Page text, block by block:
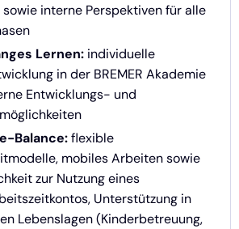
interne Perspektiven für alle
Lernen: individuelle
in der BREMER Akademie
Entwicklungs- und
Balance:flexible
mobiles Arbeiten sowie
zur Nutzung eines
Unterstützung in
Lebenslagen (Kinderbetreuung,